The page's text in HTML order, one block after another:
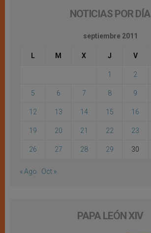
NOTICIAS POR DÍA
septiembre 2011
L M X J V
1 2
5 6 7 8 9
12 13 14 15 16
19 20 21 22 23
26 27 28 29 30
« Ago Oct »
PAPA LEÓN XIV